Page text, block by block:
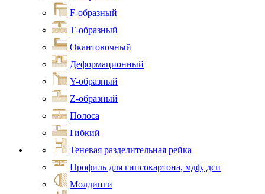
F-образный
Т-образный
Окантовочный
Деформационный
Y-образный
Z-образный
Полоса
Гибкий
Теневая разделительная рейка
Профиль для гипсокартона, мдф, дсп
Молдинги